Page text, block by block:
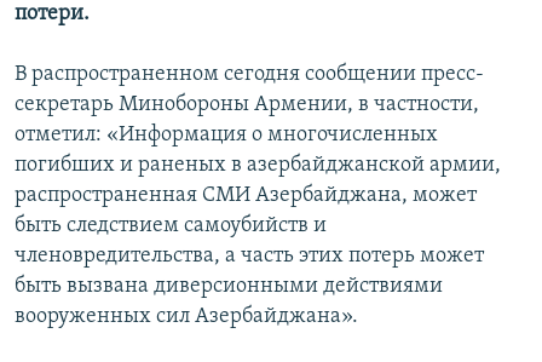
English
Русский
Все сайты Радио Азатутюн
потери.
В распространенном сегодня сообщении пресс-
секретарь Минобороны Армении, в частности,
отметил: «Информация о многочисленных
погибших и раненых в азербайджанской армии,
распространенная СМИ Азербайджана, может
быть следствием самоубийств и
членовредительства, а часть этих потерь может
быть вызвана диверсионными действиями
вооруженных сил Азербайджана».